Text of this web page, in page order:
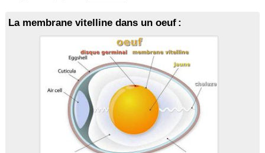
La membrane vitelline dans un oeuf :